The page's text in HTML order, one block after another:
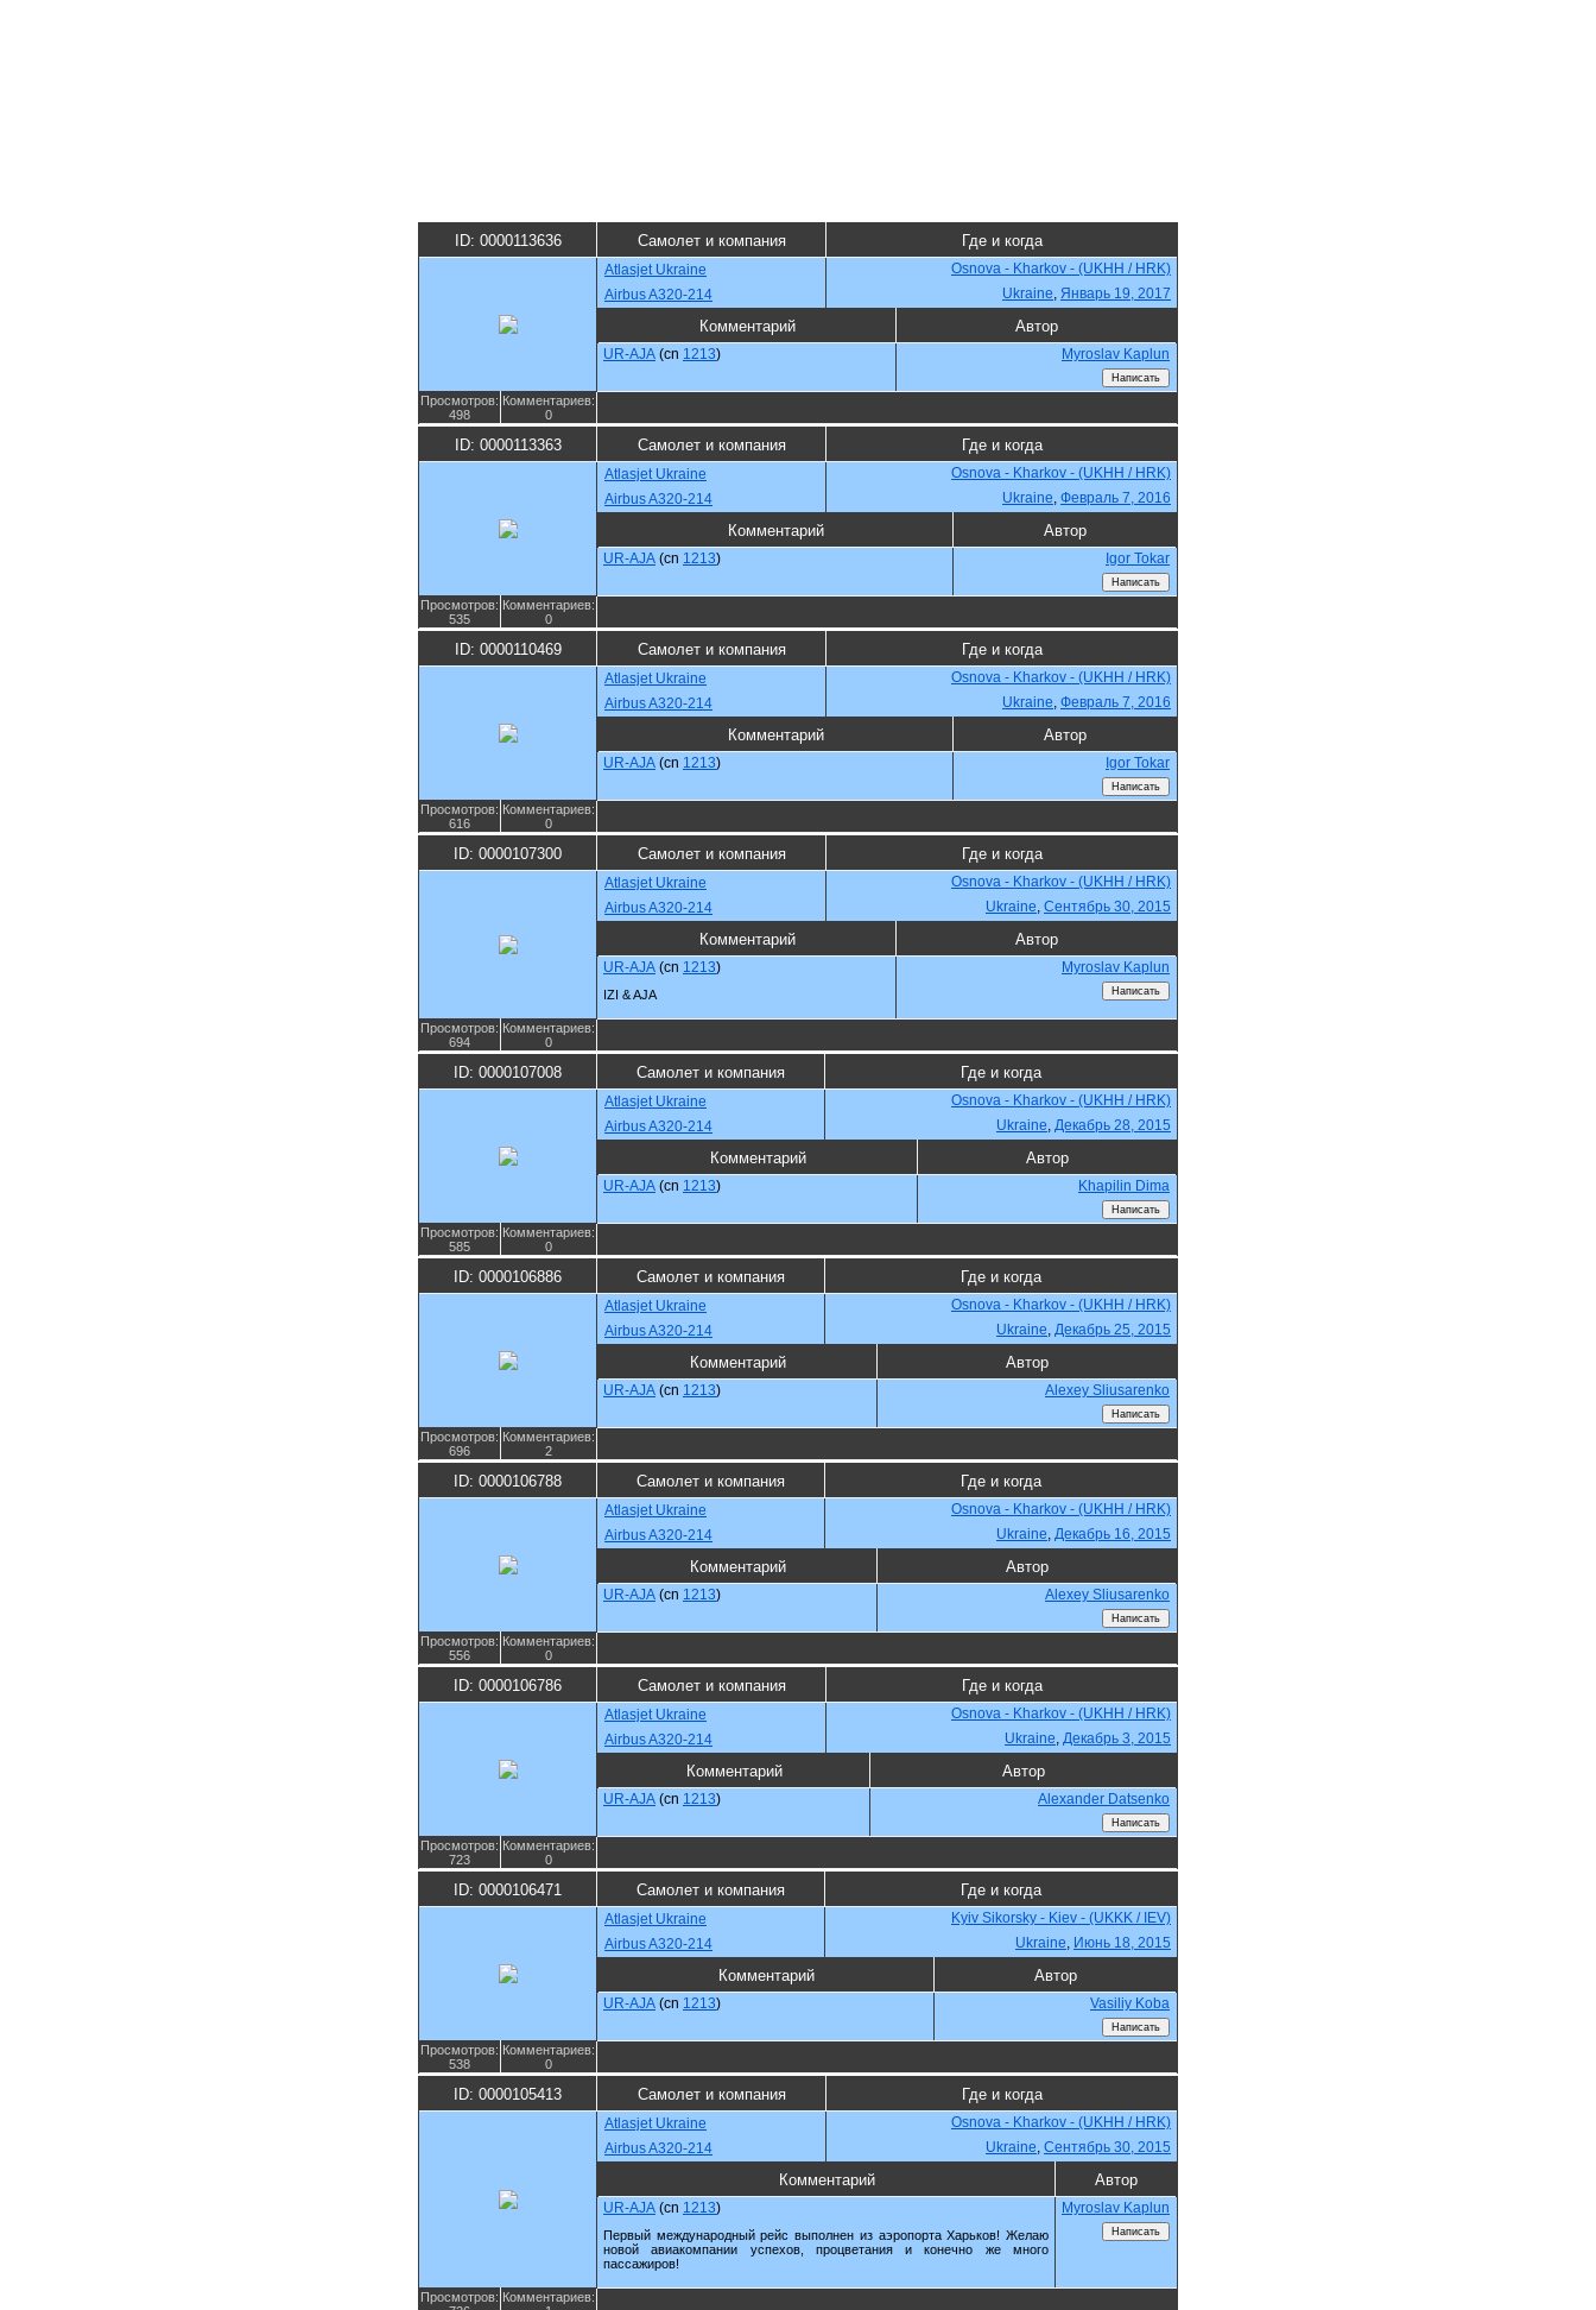
ID: 0000113636 Самолет и компания Где и когда
Atlasjet Ukraine
Osnova - Kharkov - (UKHH / HRK)
Airbus A320-214
Ukraine, Январь 19, 2017
Комментарий Автор
UR-AJA (cn 1213) Myroslav Kaplun
Просмотров:
498
Комментариев:
0
ID: 0000113363 Самолет и компания Где и когда
Atlasjet Ukraine
Osnova - Kharkov - (UKHH / HRK)
Airbus A320-214
Ukraine, Февраль 7, 2016
Комментарий Автор
UR-AJA (cn 1213) Igor Tokar
Просмотров:
535
Комментариев:
0
ID: 0000110469 Самолет и компания Где и когда
Atlasjet Ukraine
Osnova - Kharkov - (UKHH / HRK)
Airbus A320-214
Ukraine, Февраль 7, 2016
Комментарий Автор
UR-AJA (cn 1213) Igor Tokar
Просмотров:
616
Комментариев:
0
ID: 0000107300 Самолет и компания Где и когда
Atlasjet Ukraine
Osnova - Kharkov - (UKHH / HRK)
Airbus A320-214
Ukraine, Сентябрь 30, 2015
Комментарий Автор
UR-AJA (cn 1213)
IZI & AJA
Myroslav Kaplun
Просмотров:
694
Комментариев:
0
ID: 0000107008 Самолет и компания Где и когда
Atlasjet Ukraine
Osnova - Kharkov - (UKHH / HRK)
Airbus A320-214
Ukraine, Декабрь 28, 2015
Комментарий Автор
UR-AJA (cn 1213) Khapilin Dima
Просмотров:
585
Комментариев:
0
ID: 0000106886 Самолет и компания Где и когда
Atlasjet Ukraine
Osnova - Kharkov - (UKHH / HRK)
Airbus A320-214
Ukraine, Декабрь 25, 2015
Комментарий Автор
UR-AJA (cn 1213) Alexey Sliusarenko
Просмотров:
696
Комментариев:
2
ID: 0000106788 Самолет и компания Где и когда
Atlasjet Ukraine
Osnova - Kharkov - (UKHH / HRK)
Airbus A320-214
Ukraine, Декабрь 16, 2015
Комментарий Автор
UR-AJA (cn 1213) Alexey Sliusarenko
Просмотров:
556
Комментариев:
0
ID: 0000106786 Самолет и компания Где и когда
Atlasjet Ukraine
Osnova - Kharkov - (UKHH / HRK)
Airbus A320-214
Ukraine, Декабрь 3, 2015
Комментарий Автор
UR-AJA (cn 1213) Alexander Datsenko
Просмотров:
723
Комментариев:
0
ID: 0000106471 Самолет и компания Где и когда
Atlasjet Ukraine
Kyiv Sikorsky - Kiev - (UKKK / IEV)
Airbus A320-214
Ukraine, Июнь 18, 2015
Комментарий Автор
UR-AJA (cn 1213) Vasiliy Koba
Просмотров:
538
Комментариев:
0
ID: 0000105413 Самолет и компания Где и когда
Atlasjet Ukraine
Osnova - Kharkov - (UKHH / HRK)
Airbus A320-214
Ukraine, Сентябрь 30, 2015
Комментарий Автор
UR-AJA (cn 1213)
Первый международный рейс выполнен из аэропорта Харьков! Желаю
новой авиакомпании успехов, процветания и конечно же много
пассажиров!
Myroslav Kaplun
Просмотров: Комментариев: